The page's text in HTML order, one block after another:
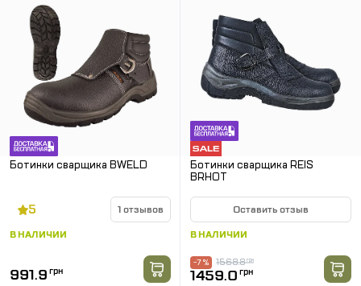
Ботинки сварщика BWELD
5 1 отзывов
В НАЛИЧИИ
991.9 грн
Ботинки сварщика REIS
BRHOT
Оставить отзыв
В НАЛИЧИИ
1568.8грн
-7 %
1459.0 грн